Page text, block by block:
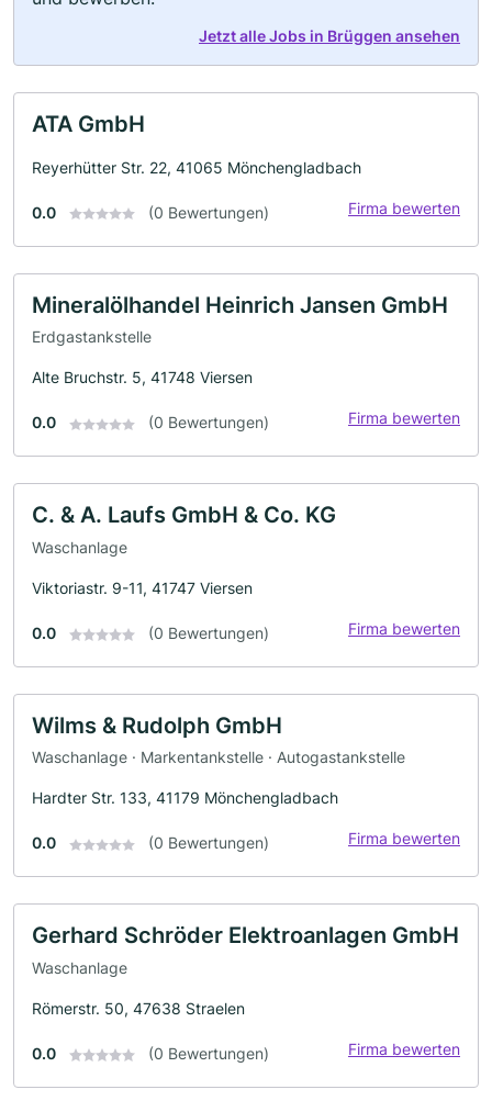
Jetzt alle Jobs in Brüggen ansehen
ATA GmbH
Reyerhütter Str. 22, 41065 Mönchengladbach
0.0 (0 Bewertungen) Firma bewerten
Mineralölhandel Heinrich Jansen GmbH
Erdgastankstelle
Alte Bruchstr. 5, 41748 Viersen
0.0 (0 Bewertungen) Firma bewerten
C. & A. Laufs GmbH & Co. KG
Waschanlage
Viktoriastr. 9-11, 41747 Viersen
0.0 (0 Bewertungen) Firma bewerten
Wilms & Rudolph GmbH
Waschanlage · Markentankstelle · Autogastankstelle
Hardter Str. 133, 41179 Mönchengladbach
0.0 (0 Bewertungen) Firma bewerten
Gerhard Schröder Elektroanlagen GmbH
Waschanlage
Römerstr. 50, 47638 Straelen
0.0 (0 Bewertungen) Firma bewerten